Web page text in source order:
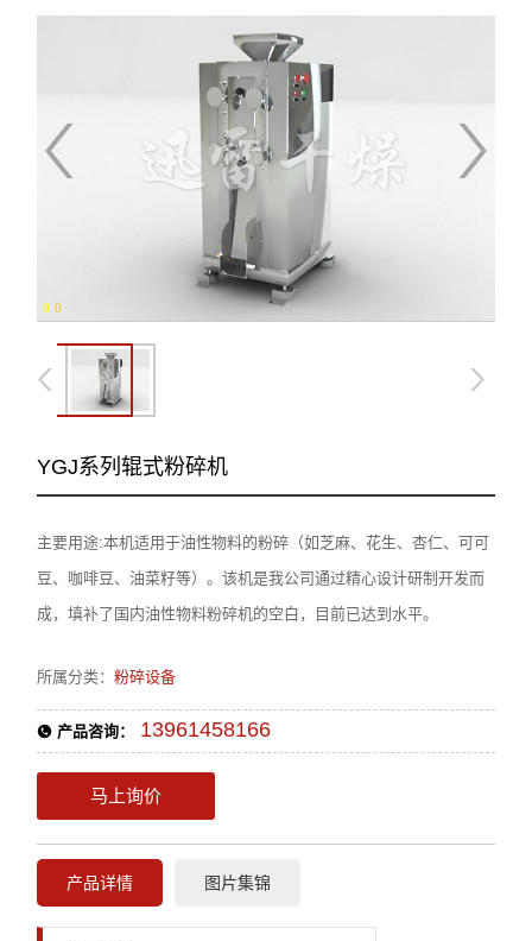
0 -0
YGJ系列辊式粉碎机
主要用途:本机适用于油性物料的粉碎（如芝麻、花生、杏仁、可可
豆、咖啡豆、油菜籽等）。该机是我公司通过精心设计研制开发而
成，填补了国内油性物料粉碎机的空白，目前已达到水平。
所属分类：粉碎设备
产品咨询： 13961458166
马上询价
产品详情 图片集锦